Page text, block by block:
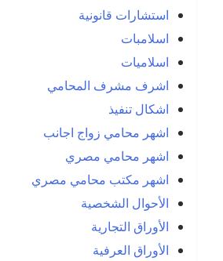
استشارات قانونية
اسلامبات
اسلاميات
اشرف مشرف المحامي
اشكال تنفيذ
اشهر محامي زواج اجانب
اشهر محامي مصري
اشهر مكتب محامي مصري
الأحوال الشخصية
الأوراق التجارية
الأوراق العرفية